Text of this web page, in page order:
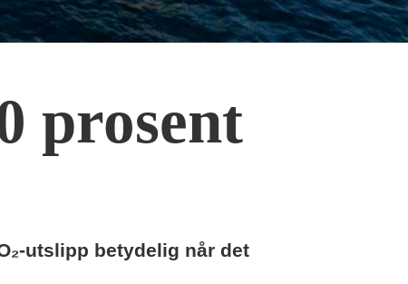
prosent
utslipp betydelig når det